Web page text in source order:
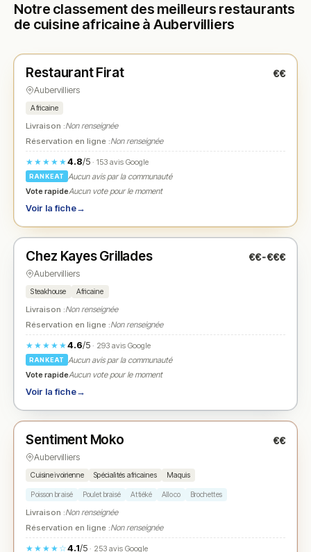
Notre classement des meilleurs restaurants
de cuisine africaine à Aubervilliers
★ N° 1
Restaurant Firat €€
Aubervilliers
Africaine
Livraison :Non renseignée
Réservation en ligne :Non renseignée
★★★★★4.8/5· 153 avis Google
RANKEAT
Aucun avis par la communauté
Vote rapideAucun vote pour le moment
Voir la fiche→
★ N° 2
Chez Kayes Grillades €€-€€€
Aubervilliers
Steakhouse Africaine
Livraison :Non renseignée
Réservation en ligne :Non renseignée
★★★★★4.6/5· 293 avis Google
RANKEAT
Aucun avis par la communauté
Vote rapideAucun vote pour le moment
Voir la fiche→
★ N° 3
Sentiment Moko €€
Aubervilliers
Cuisine ivoirienne Spécialités africaines Maquis
Poisson braisé Poulet braisé Attiéké Alloco Brochettes
Livraison :Non renseignée
Réservation en ligne :Non renseignée
★★★★☆4.1/5· 253 avis Google